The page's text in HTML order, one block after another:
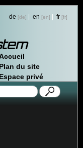
de | en | fr
Plan du site
Espace privé